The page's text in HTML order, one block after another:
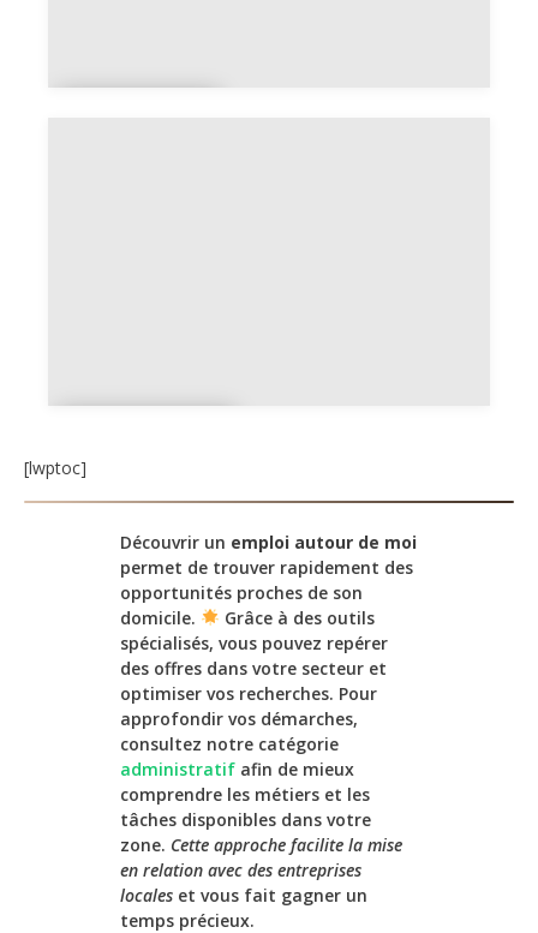
[lwptoc]
Découvrir un emploi autour de moi
permet de trouver rapidement des
opportunités proches de son
domicile.
Grâce à des outils
spécialisés, vous pouvez repérer
des offres dans votre secteur et
optimiser vos recherches. Pour
approfondir vos démarches,
consultez notre catégorie
administratif afin de mieux
comprendre les métiers et les
tâches disponibles dans votre
zone. Cette approche facilite la mise
en relation avec des entreprises
locales et vous fait gagner un
temps précieux.